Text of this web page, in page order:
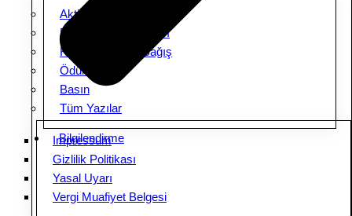
Aktiviteler
Ebeveyn Buluşmaları
Kampanyalar & Bağış
Ödüller
Basın
Tüm Yazılar
Bilgilendirme
Impressum
Gizlilik Politikası
Yasal Uyarı
Vergi Muafiyet Belgesi